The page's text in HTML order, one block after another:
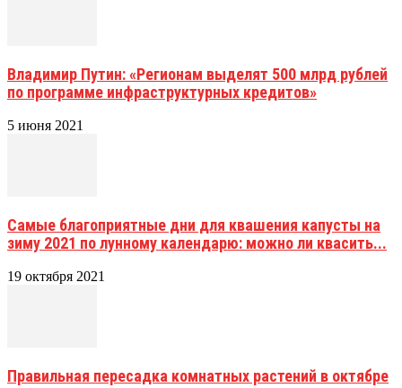
Владимир Путин: «Регионам выделят 500 млрд рублей
по программе инфраструктурных кредитов»
5 июня 2021
Самые благоприятные дни для квашения капусты на
зиму 2021 по лунному календарю: можно ли квасить...
19 октября 2021
Правильная пересадка комнатных растений в октябре